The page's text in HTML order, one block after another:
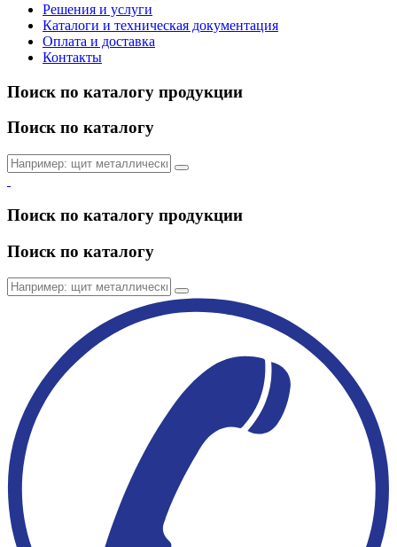
Решения и услуги
Каталоги и техническая документация
Оплата и доставка
Контакты
Поиск по каталогу продукции
Поиск по каталогу
Поиск по каталогу продукции
Поиск по каталогу